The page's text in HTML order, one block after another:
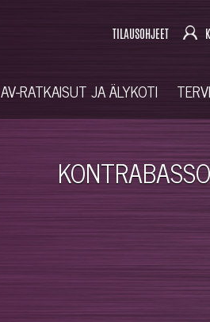
TILAUSOHJEET
AV-RATKAISUT JA ÄLYKOTI